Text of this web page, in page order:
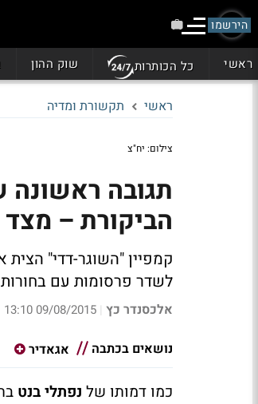
הירשמו
ראשי כל הכותרות שוק ההון
ראשי תקשורת ומדיה
צילום: יח"צ
תגובה ראשונה
הביקורת –
קמפיין "השוגר-דדי"
לשדר פרסומות עם
אלכסנדר כץ |
09/08/2015 13:10
נושאים בכתבה
אגאדיר
כמו דמותו של נפתלי בנט